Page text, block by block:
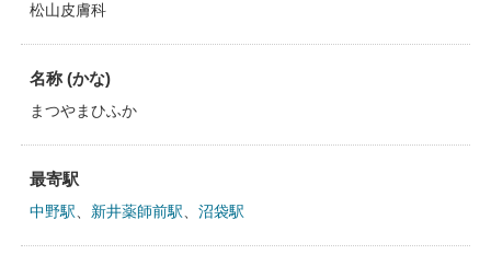
松山皮膚科
名称 (かな)
まつやまひふか
最寄駅
中野駅 新井薬師前駅 沼袋駅